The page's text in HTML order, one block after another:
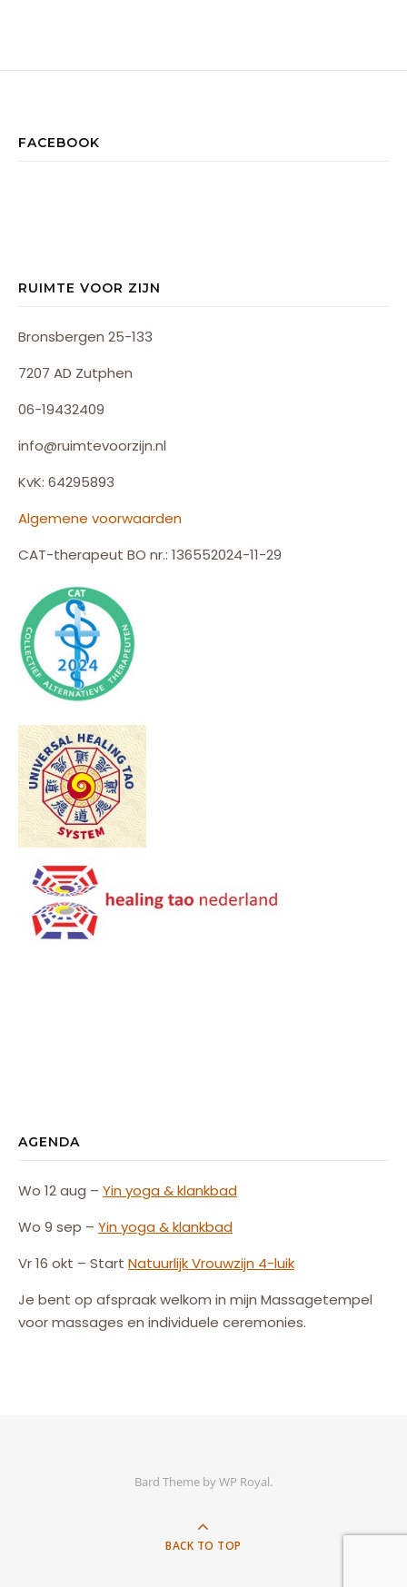
FACEBOOK
RUIMTE VOOR ZIJN
Bronsbergen 25-133
7207 AD Zutphen
06-19432409
info@ruimtevoorzijn.nl
KvK: 64295893
Algemene voorwaarden
CAT-therapeut BO nr.: 136552024-11-29
AGENDA
Wo 12 aug – Yin yoga & klankbad
Wo 9 sep – Yin yoga & klankbad
Vr 16 okt – Start NatuurlijkVrouwzijn 4-luik
Je bent op afspraak welkom in mijn Massagetempel
voor massages en individuele ceremonies.
Bard Theme byWP Royal.
BACK TO TOP